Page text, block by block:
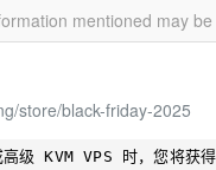
mentioned may
store/black-friday-2025
级 KVM VPS 时，您将获